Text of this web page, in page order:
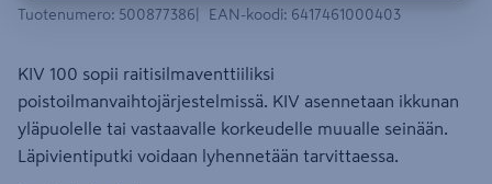
Tuotenumero: 500877386 EAN-koodi: 6417461000403
KIV 100 sopii raitisilmaventtiiliksi
poistoilmanvaihtojärjestelmissä. KIV asennetaan ikkunan
yläpuolelle tai vastaavalle korkeudelle muualle seinään.
Läpivientiputki voidaan lyhennetään tarvittaessa.